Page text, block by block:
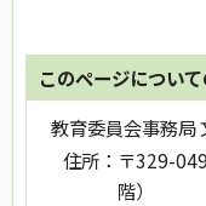
このページについ
教育委員会事務局
住所： 〒329-
階）